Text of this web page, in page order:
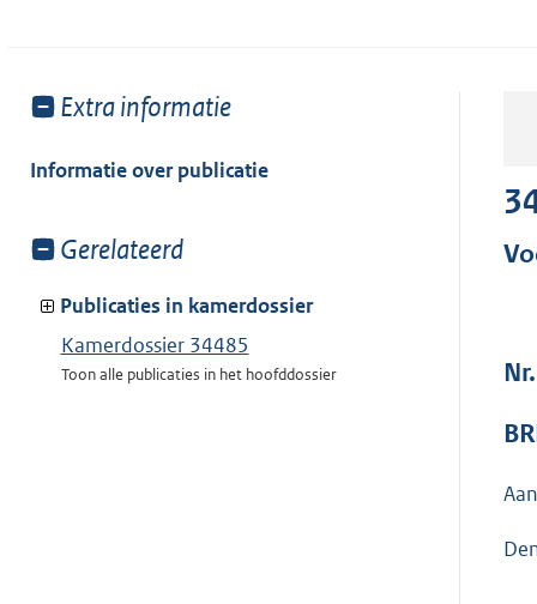
Toon
van:
Extra informatie
Informatie over publicatie
Toon
van:
Gerelateerd
Publicaties in kamerdossier
Kamerdossier 34485
Toon alle publicaties in het hoofddossier